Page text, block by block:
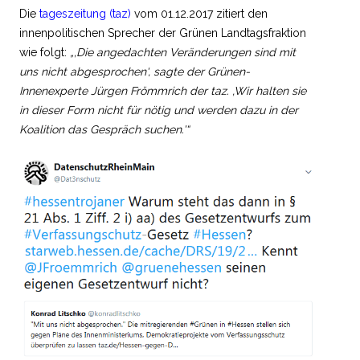
Die tageszeitung (taz) vom 01.12.2017 zitiert den
innenpolitischen Sprecher der Grünen Landtagsfraktion
wie folgt: „‚Die angedachten Veränderungen sind mit
uns nicht abgesprochen‘, sagte der Grünen-
Innenexperte Jürgen Frömmrich der taz. ‚Wir halten sie
in dieser Form nicht für nötig und werden dazu in der
Koalition das Gespräch suchen.'“